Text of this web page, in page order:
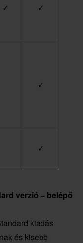
✓ ✓
✓
✓
verzió – belépő
kiadás
és kisebb